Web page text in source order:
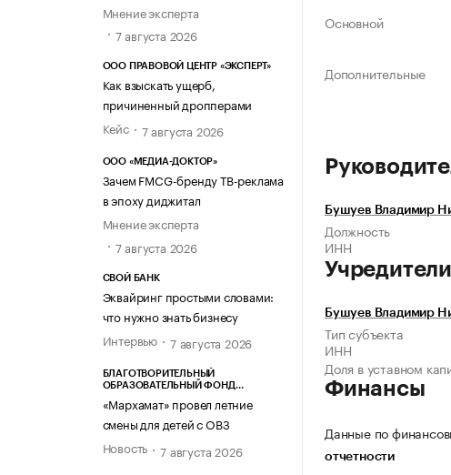
Мнение эксперта
7 августа 2026
ООО ПРАВОВОЙ ЦЕНТР «ЭКСПЕРТ»
Как взыскать ущерб,
причиненный дропперами
Кейс
7 августа 2026
ООО «МЕДИА-ДОКТОР»
Зачем FMCG-бренду ТВ-реклама
в эпоху диджитал
Мнение эксперта
7 августа 2026
СВОЙ БАНК
Эквайринг простыми словами:
что нужно знать бизнесу
Интервью
7 августа 2026
БЛАГОТВОРИТЕЛЬНЫЙ
ОБРАЗОВАТЕЛЬНЫЙ ФОНД
«Мархамат» провел летние
смены для детей с ОВЗ
Новость
7 августа 2026
Основной
Дополнительные
Бушуев Владимир
Должность
ИНН
Учредители
Бушуев Владимир
Тип субъекта
ИНН
Доля в уставном
Финансы
Данные по
отчетности